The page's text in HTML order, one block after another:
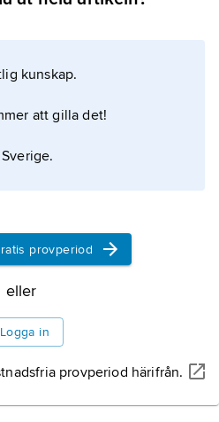
Bakgrunden torde vara
rådde under
artikeln
kunskap.
att gilla det!
provperiod
eller
Logga in
provperiod härifrån.